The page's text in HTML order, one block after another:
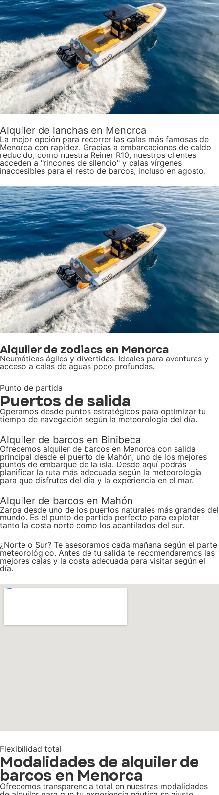
Alquiler de lanchas en Menorca
La mejor opción para recorrer las calas más famosas de
Menorca con rapidez. Gracias a embarcaciones de caldo
reducido, como nuestra Reiner R10, nuestros clientes
acceden a "rincones de silencio" y calas vírgenes
inaccesibles para el resto de barcos, incluso en agosto.
Alquiler de zodiacs en Menorca
Neumáticas ágiles y divertidas. Ideales para aventuras y
acceso a calas de aguas poco profundas.
Punto de partida
Puertos de salida
Operamos desde puntos estratégicos para optimizar tu
tiempo de navegación según la meteorología del día.
Alquiler de barcos en Binibeca
Ofrecemos alquiler de barcos en Menorca con salida
principal desde el puerto de Mahón, uno de los mejores
puntos de embarque de la isla. Desde aquí podrás
planificar la ruta más adecuada según la meteorología
para que disfrutes del día y la experiencia en el mar.
Alquiler de barcos en Mahón
Zarpa desde uno de los puertos naturales más grandes del
mundo. Es el punto de partida perfecto para explotar
tanto la costa norte como los acantilados del sur.
¿Norte o Sur? Te asesoramos cada mañana según el parte
meteorológico. Antes de tu salida te recomendaremos las
mejores calas y la costa adecuada para visitar según el
día.
Flexibilidad total
Modalidades de alquiler de
barcos en Menorca
Ofrecemos transparencia total en nuestras modalidades